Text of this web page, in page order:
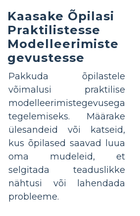
Kaasake Õpilasi
Praktilistesse
Modelleerimiste
gevustesse
Pakkuda õpilastele
võimalusi praktilise
modelleerimistegevusega
tegelemiseks. Määrake
ülesandeid või katseid,
kus õpilased saavad luua
oma mudeleid, et
selgitada teaduslikke
nähtusi või lahendada
probleeme.